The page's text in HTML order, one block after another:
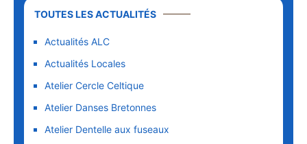
TOUTES LES ACTUALITÉS
Actualités ALC
Actualités Locales
Atelier Cercle Celtique
Atelier Danses Bretonnes
Atelier Dentelle aux fuseaux